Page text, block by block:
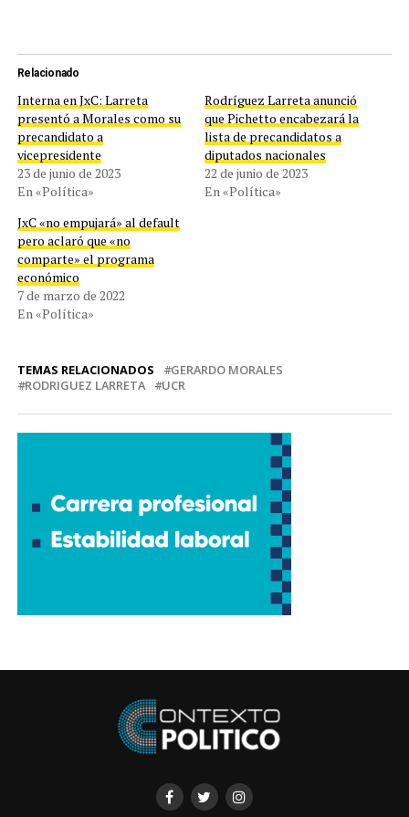
Relacionado
Interna en JxC: Larreta
presentó a Morales como su
precandidato a
vicepresidente
23 de junio de 2023
En «Política»
Rodríguez Larreta anunció
que Pichetto encabezará la
lista de precandidatos a
diputados nacionales
22 de junio de 2023
En «Política»
JxC «no empujará» al default
pero aclaró que «no
comparte» el programa
económico
7 de marzo de 2022
En «Política»
TEMAS RELACIONADOS
GERARDO MORALES
RODRIGUEZ LARRETA
UCR